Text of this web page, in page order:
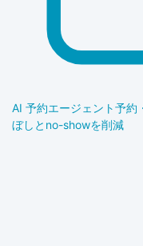
AI 予約エージェント予約
ぼしとno-showを削減